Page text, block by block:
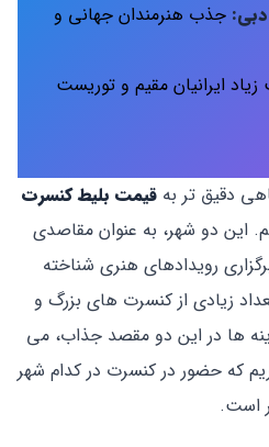
: جذب هنرمندان جهانی و
ایرانیان مقیم و توریست
دقیق ‌تر به قیمت بلیط کنسرت
این دو شهر، به عنوان مقاصدی
رویدادهای هنری شناخته
زیادی از کنسرت‌ های بزرگ و
ها در این دو مقصد جذاب، می
که حضور در کنسرت در کدام شهر
است.